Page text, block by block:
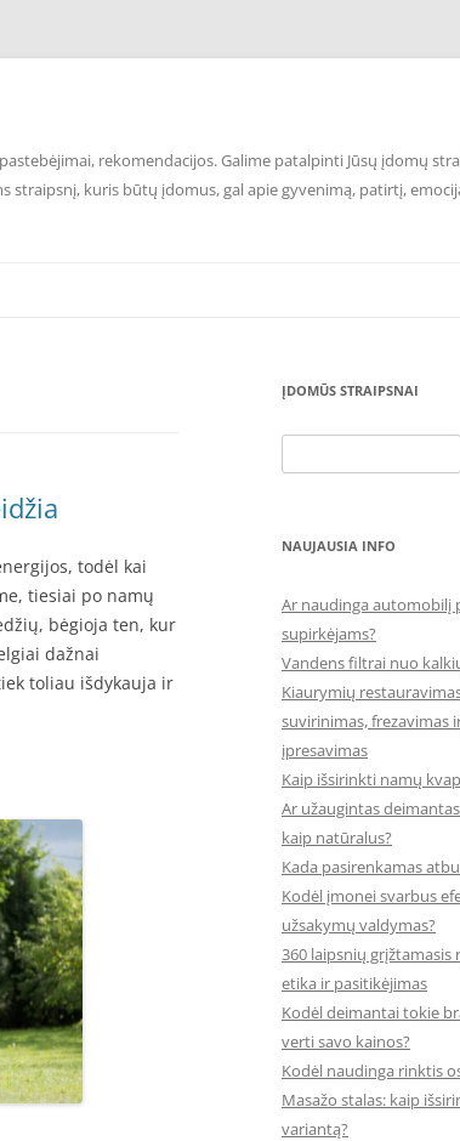
rekomendacijos. Galime patalpinti Jūsų įdomų
kuris būtų įdomus, gal apie gyvenimą, patirtį,
todėl kai
tiesiai po namų
bėgioja ten, kur
dažnai
toliau išdykauja ir
ĮDOMŪS STRAIPSNAI
NAUJAUSIA INFO
Ar naudinga automobilį
supirkėjams?
Vandens filtrai nuo
Kiaurymių
suvirinimas, frezavimas
įpresavimas
Kaip išsirinkti namų
Ar užaugintas
kaip natūralus?
Kada pasirenkamas
Kodėl įmonei svarbus
užsakymų valdymas?
360 laipsnių grįžtamasis
etika ir pasitikėjimas
Kodėl deimantai tokie
verti savo kainos?
Kodėl naudinga rinktis
Masažo stalas: kaip
variantą?